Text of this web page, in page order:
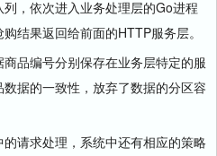
，依次进入业务处理层的Go进程
结果返回给前面的HTTP服务层。
品编号分别保存在业务层特定的服
据的一致性，放弃了数据的分区容
请求处理，系统中还有相应的策略